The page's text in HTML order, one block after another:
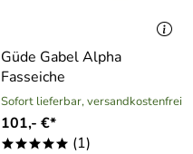
Güde Gabel Alpha
Fasseiche
Sofort lieferbar, versandkostenfrei
101,- €*
***** (1)